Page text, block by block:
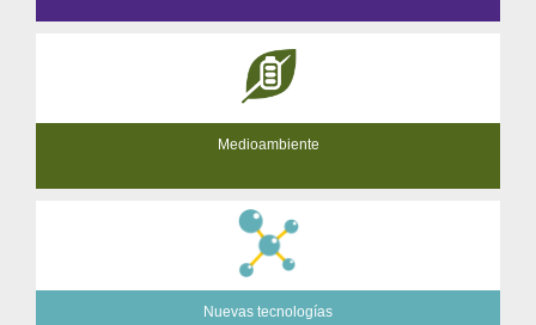
Medioambiente
Nuevas tecnologías